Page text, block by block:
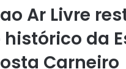
Ar Livre
da
Carneiro